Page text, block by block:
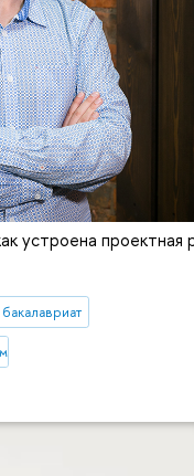
устроена проектная
бакалавриат
им. А.Н. Тихонова